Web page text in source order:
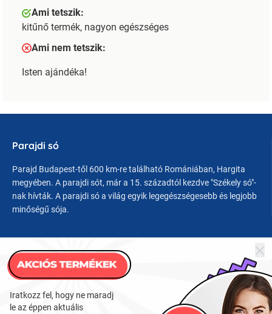
Ami tetszik:
kitűnő termék, nagyon egészséges
Ami nem tetszik:
Isten ajándéka!
Parajdi só
Parajd Budapest-től 600 km-re található Romániában, Hargita
megyében. A parajdi sót, már a 15. századtól kezdve "Székely só"-
nak hívták. A parajdi só a világ egyik legegészségesebb és legjobb
minőségű sója.
Navigáció
Parajdi só
Jótékony hatásai
Iratkozz fel, hogy ne maradj
le az éppen aktuális